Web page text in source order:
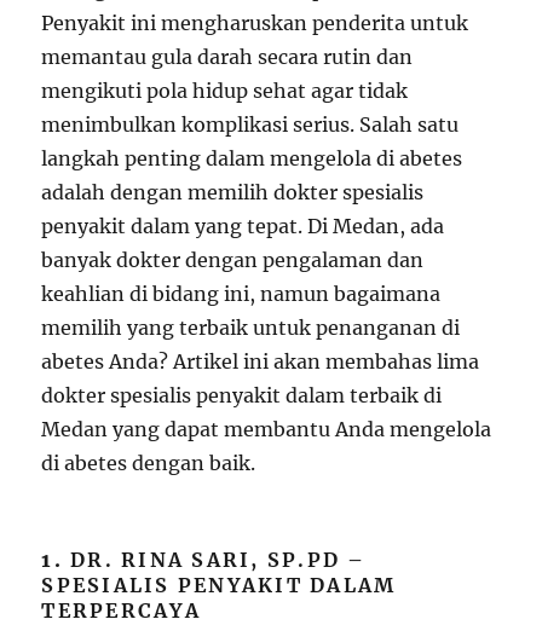
Penyakit ini mengharuskan penderita untuk
memantau gula darah secara rutin dan
mengikuti pola hidup sehat agar tidak
menimbulkan komplikasi serius. Salah satu
langkah penting dalam mengelola di abetes
adalah dengan memilih dokter spesialis
penyakit dalam yang tepat. Di Medan, ada
banyak dokter dengan pengalaman dan
keahlian di bidang ini, namun bagaimana
memilih yang terbaik untuk penanganan di
abetes Anda? Artikel ini akan membahas lima
dokter spesialis penyakit dalam terbaik di
Medan yang dapat membantu Anda mengelola
di abetes dengan baik.
1.DR. RINA SARI, SP.PD –
SPESIALIS PENYAKIT DALAM
TERPERCAYA